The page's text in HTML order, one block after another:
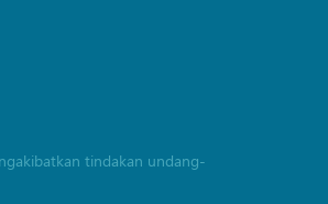
tindakan undang-